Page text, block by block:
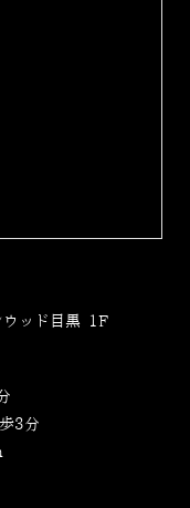
ッド目黒 1F
3分